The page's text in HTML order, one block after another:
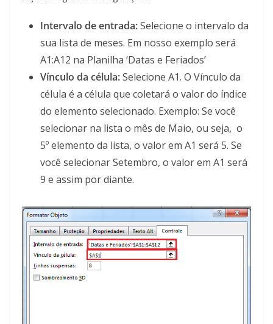
Intervalo de entrada:Selecione o intervalo da
sua lista de meses. Em nosso exemplo será
A1:A12 na Planilha ‘Datas e Feriados’
Vínculo da célula:Selecione A1. O Vínculo da
célula é a célula que coletará o valor do índice
do elemento selecionado. Exemplo: Se você
selecionar na lista o mês de Maio, ou seja, o
5º elemento da lista, o valor em A1 será 5. Se
você selecionar Setembro, o valor em A1 será
9 e assim por diante.